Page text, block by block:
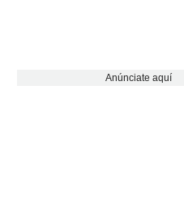
Anúnciate aquí